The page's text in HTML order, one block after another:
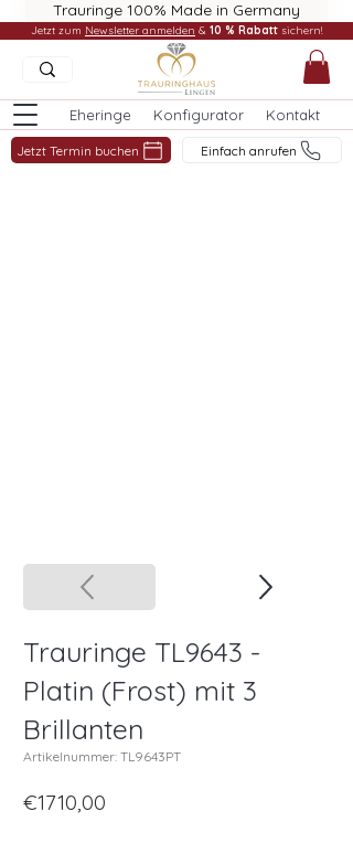
Trauringe 100% Made in Germany
Eheringe Konfigurator Kontakt
Jetzt Termin buchen Einfach anrufen
Jetzt zum Newsletter anmelden & 10 % Rabatt sichern!
Trauringe TL9643 -
Platin (Frost) mit 3
Brillanten
Artikelnummer: TL9643PT
€1710,00